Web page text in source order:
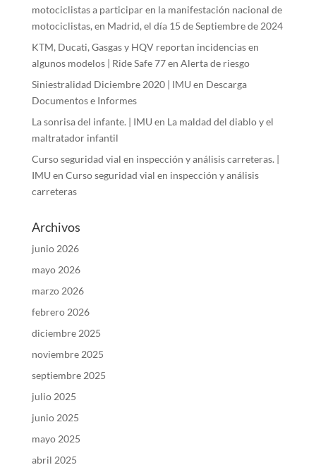
motociclistas a participar en la manifestación nacional de
motociclistas, en Madrid, el día 15 de Septiembre de 2024
KTM, Ducati, Gasgas y HQV reportan incidencias en
algunos modelos | Ride Safe 77en Alerta de riesgo
Siniestralidad Diciembre 2020 | IMU en Descarga
Documentos e Informes
La sonrisa del infante. | IMU en La maldad del diablo y el
maltratador infantil
Curso seguridad vial en inspección y análisis carreteras. |
IMU en Curso seguridad vial en inspección y análisis
carreteras
Archivos
junio 2026
mayo 2026
marzo 2026
febrero 2026
diciembre 2025
noviembre 2025
septiembre 2025
julio 2025
junio 2025
mayo 2025
abril 2025